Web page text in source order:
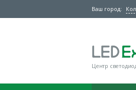
Ваш город:
Центр